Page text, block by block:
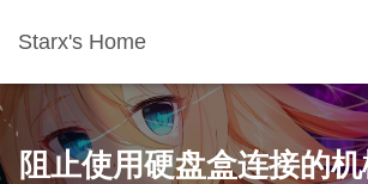
Starx's Home
阻止使用硬盘盒连接的